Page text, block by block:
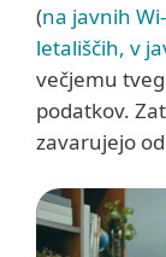
(na javnih
letališčih, v
večjemu
podatkov.
zavarujejo